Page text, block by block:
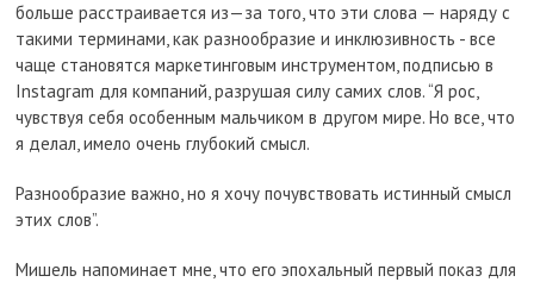
больше расстраивается из—за того, что эти слова — наряду с
такими терминами, как разнообразие и инклюзивность - все
чаще становятся маркетинговым инструментом, подписью в
Instagram для компаний, разрушая силу самих слов. “Я рос,
чувствуя себя особенным мальчиком в другом мире. Но все, что
я делал, имело очень глубокий смысл.
Разнообразие важно, но я хочу почувствовать истинный смысл
этих слов”.
Мишель напоминает мне, что его эпохальный первый показ для